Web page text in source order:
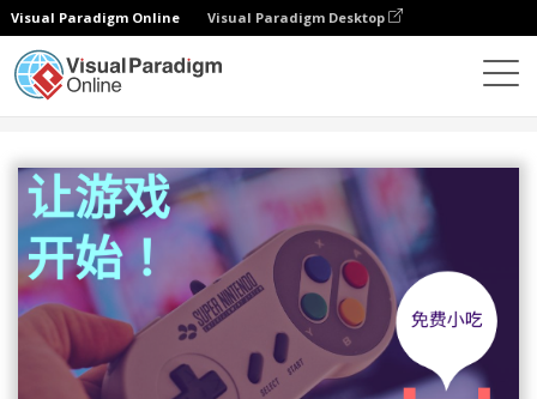
Visual Paradigm Online Visual Paradigm Desktop